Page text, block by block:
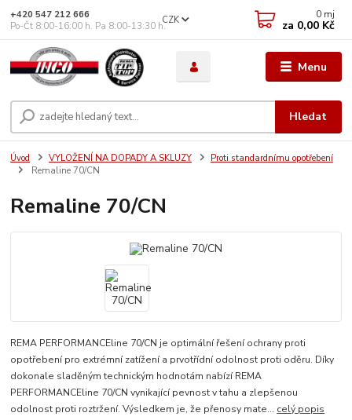
Menu
CZK
Hledat
+420 547 212 666
Po-Čt 8:00-16:00 h. Pa 8:00-13:30 h.
0 mj
za 0,00 Kč
Úvod VYLOŽENÍ NA DOPADY A SKLUZY
Proti standardnímu opotřebení
Remaline 70/CN
Remaline 70/CN
REMA PERFORMANCEline 70/CN je optimální řešení ochrany proti
opotřebení pro extrémní zatížení a prvotřídní odolnost proti oděru. Díky
dokonale sladěným technickým hodnotám nabízí REMA
PERFORMANCEline 70/CN vynikající pevnost v tahu a zlepšenou
odolnost proti roztržení. Výsledkem je, že přenosy mate... celý popis